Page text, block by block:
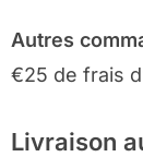
Autres
€25 de frais
Livraison